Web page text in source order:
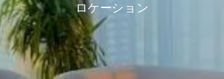
ロケーション